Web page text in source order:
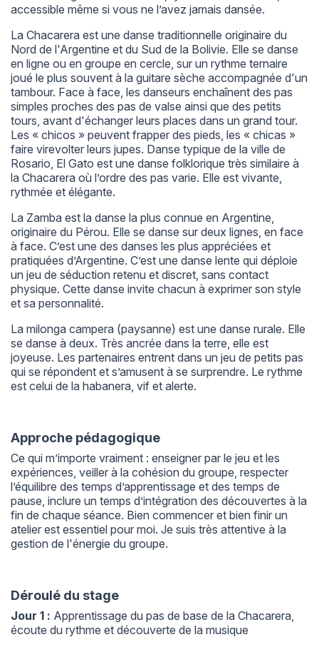
accessible même si vous ne l’avez jamais dansée.
La Chacarera est une danse traditionnelle originaire du
Nord de l'Argentine et du Sud de la Bolivie. Elle se danse
en ligne ou en groupe en cercle, sur un rythme ternaire
joué le plus souvent à la guitare sèche accompagnée d'un
tambour. Face à face, les danseurs enchaînent des pas
simples proches des pas de valse ainsi que des petits
tours, avant d'échanger leurs places dans un grand tour.
Les « chicos » peuvent frapper des pieds, les « chicas »
faire virevolter leurs jupes. Danse typique de la ville de
Rosario, El Gato est une danse folklorique très similaire à
la Chacarera où l’ordre des pas varie. Elle est vivante,
rythmée et élégante.
La Zamba est la danse la plus connue en Argentine,
originaire du Pérou. Elle se danse sur deux lignes, en face
à face. C’est une des danses les plus appréciées et
pratiquées d’Argentine. C’est une danse lente qui déploie
un jeu de séduction retenu et discret, sans contact
physique. Cette danse invite chacun à exprimer son style
et sa personnalité.
La milonga campera (paysanne) est une danse rurale. Elle
se danse à deux. Très ancrée dans la terre, elle est
joyeuse. Les partenaires entrent dans un jeu de petits pas
qui se répondent et s’amusent à se surprendre. Le rythme
est celui de la habanera, vif et alerte.
Approche pédagogique
Ce qui m’importe vraiment : enseigner par le jeu et les
expériences, veiller à la cohésion du groupe, respecter
l’équilibre des temps d’apprentissage et des temps de
pause, inclure un temps d’intégration des découvertes à la
fin de chaque séance. Bien commencer et bien finir un
atelier est essentiel pour moi. Je suis très attentive à la
gestion de l'énergie du groupe.
Déroulé du stage
Jour 1 : Apprentissage du pas de base de la Chacarera,
écoute du rythme et découverte de la musique